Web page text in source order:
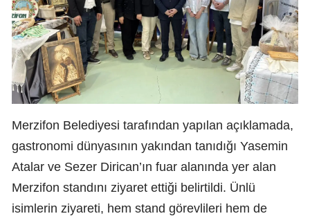
Merzifon Belediyesi tarafından yapılan açıklamada,
gastronomi dünyasının yakından tanıdığı Yasemin
Atalar ve Sezer Dirican’ın fuar alanında yer alan
Merzifon standını ziyaret ettiği belirtildi. Ünlü
isimlerin ziyareti, hem stand görevlileri hem de